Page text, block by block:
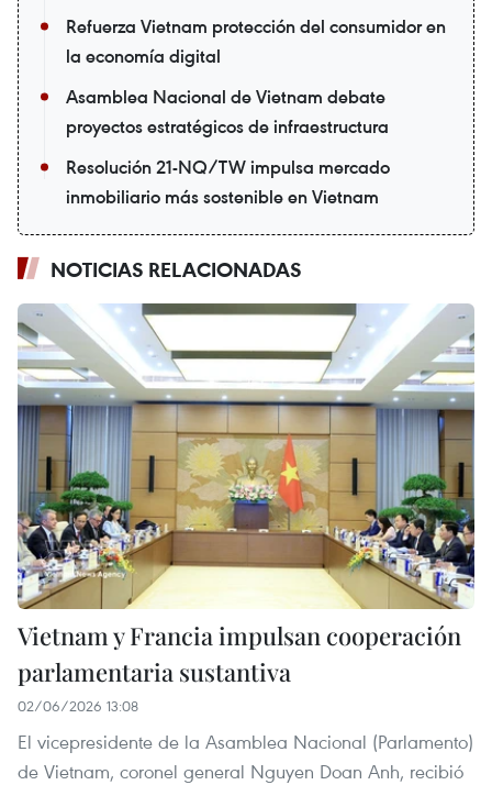
Refuerza Vietnam protección del consumidor en
la economía digital
Asamblea Nacional de Vietnam debate
proyectos estratégicos de infraestructura
Resolución 21-NQ/TW impulsa mercado
inmobiliario más sostenible en Vietnam
NOTICIAS RELACIONADAS
Vietnam y Francia impulsan cooperación
parlamentaria sustantiva
02/06/2026 13:08
El vicepresidente de la Asamblea Nacional (Parlamento)
de Vietnam, coronel general Nguyen Doan Anh, recibió